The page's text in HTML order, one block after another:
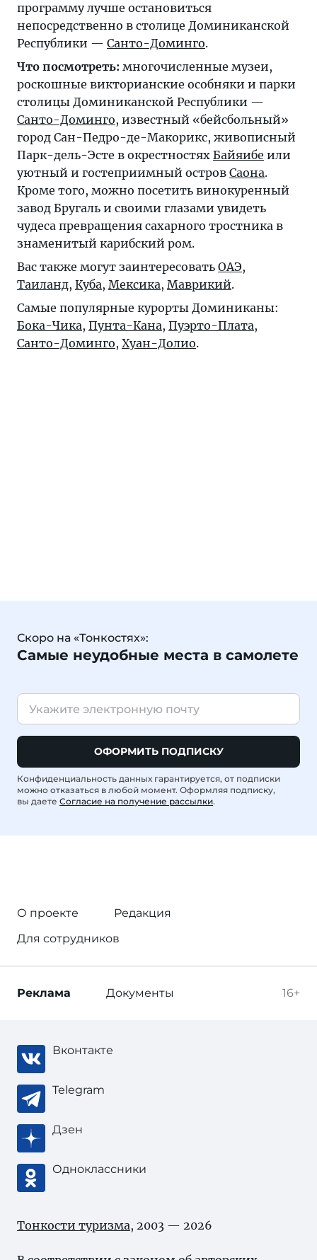
программу лучше остановиться
непосредственно в столице Доминиканской
Республики — Санто-Доминго.
Что посмотреть: многочисленные музеи,
роскошные викторианские особняки и парки
столицы Доминиканской Республики —
Санто-Доминго, известный «бейсбольный»
город Сан-Педро-де-Макорикс, живописный
Парк-дель-Эсте в окрестностях Байяибе или
уютный и гостеприимный остров Саона.
Кроме того, можно посетить винокуренный
завод Бругаль и своими глазами увидеть
чудеса превращения сахарного тростника в
знаменитый карибский ром.
Вас также могут заинтересовать ОАЭ,
Таиланд, Куба, Мексика, Маврикий.
Самые популярные курорты Доминиканы:
Бока-Чика, Пунта-Кана, Пуэрто-Плата,
Санто-Доминго, Хуан-Долио.
Скоро на «Тонкостях»:
Самые неудобные места в самолете
ОФОРМИТЬ ПОДПИСКУ
Конфиденциальность данных гарантируется, от подписки
можно отказаться в любой момент. Оформляя подписку,
вы даете Согласие на получение рассылки.
О проекте
Редакция
Для сотрудников
16+
Реклама Документы
Вконтакте
Telegram
Дзен
Одноклассники
Тонкости туризма, 2003 — 2026